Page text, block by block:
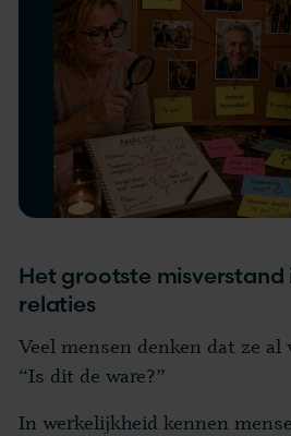
Het grootste misverstand
relaties
Veel mensen denken dat ze al
“Is dit de ware?”
In werkelijkheid kennen